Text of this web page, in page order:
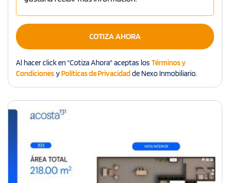
COTIZA AHORA
Al hacer click en "Cotiza Ahora" aceptas los Términos y
CondicionesyPolíticas de Privacidadde Nexo Inmobiliario.